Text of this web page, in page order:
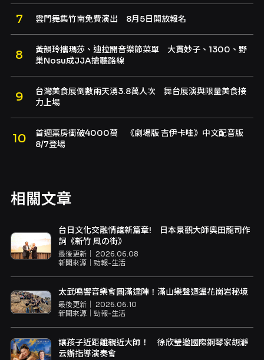
雲門舞集竹南免費演出 8月5日開放報名
黃韻玲攜瑪莎、迪拉開音樂節菜單 大貫妙子、1300、野
巢Nosu成JJA搶聽路線
台灣美食展倒數兩天湧3.8萬人次 舞台展演與限量美食接
力上場
首週票房衝破4000萬 《劇場版 吉伊卡哇》中文配音版
8/7登場
相關文章
台日文化交融情誼新篇章! 日本景觀大師奧田龍司作
詞《新竹 風の街》
最後更新｜ 2026.06.08
新聞來源｜ 勁報-生活
太武鳴響音樂會圓滿達陣！滿山樂聲迴盪花崗岩秘境
最後更新｜ 2026.06.10
新聞來源｜ 勁報-生活
讓孩子近距離親近大師！ 徐欣瑩邀國際鋼琴家胡瀞
云辦指導演奏會